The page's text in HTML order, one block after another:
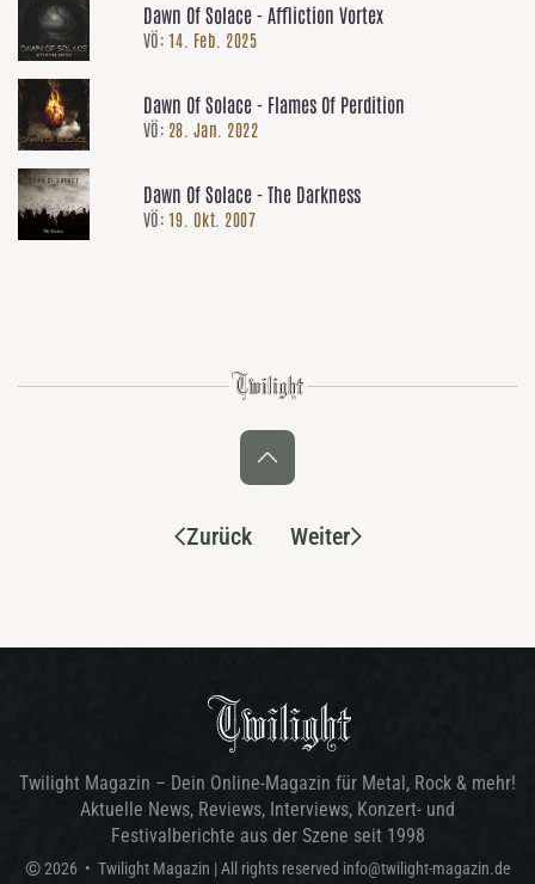
Dawn Of Solace - Affliction Vortex
VÖ: 14. Feb. 2025
Dawn Of Solace - Flames Of Perdition
VÖ: 28. Jan. 2022
Dawn Of Solace - The Darkness
VÖ: 19. Okt. 2007
Zurück Weiter
Twilight Magazin – Dein Online-Magazin für Metal, Rock & mehr!
Aktuelle News, Reviews, Interviews, Konzert- und
Festivalberichte aus der Szene seit 1998
© 2026 • Twilight Magazin | All rights reserved info@twilight-magazin.de